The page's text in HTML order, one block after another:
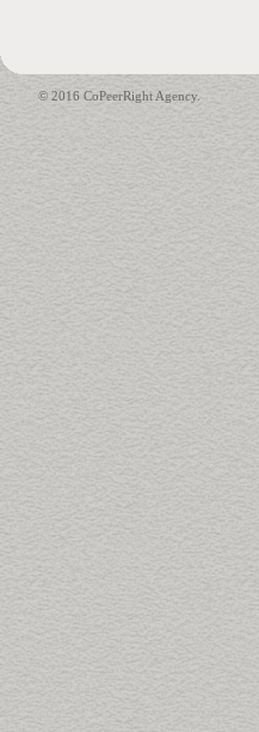
© 2016 CoPeerRight Agency.